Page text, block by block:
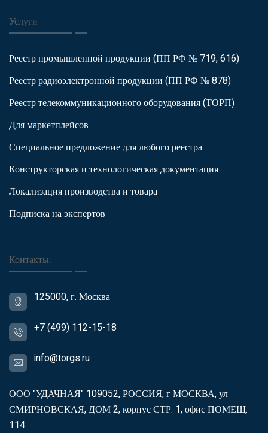
Услуги
Реестр промышленной продукции (ПП РФ № 719, 616)
Реестр радиоэлектронной продукции (ПП РФ № 878)
Реестр телекоммуникационного оборудования (ТОРП)
Для маркетплейсов
Специальное предложение для любого реестра
Конструкторская и технологическая документация
Локализация производства и товара
Подписка на экспертов
Контакты:
125000, г. Москва
+7 (499) 112-15-18
info@torgs.ru
ООО "УДАЧНАЯ" 109052, РОССИЯ, г МОСКВА, ул
СМИРНОВСКАЯ, ДОМ 2, корпус СТР. 1, офис ПОМЕЩ.
114